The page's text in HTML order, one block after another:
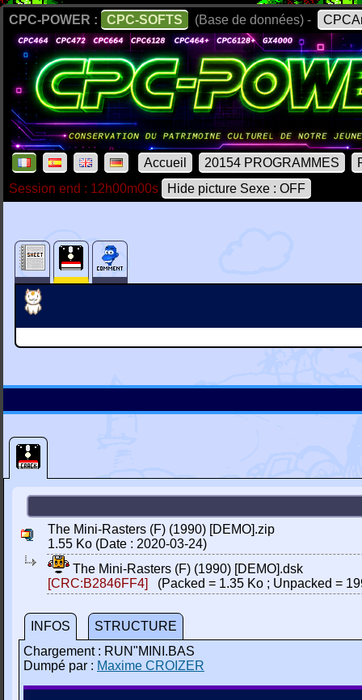
CPC-POWER : CPC-SOFTS (Base de données) -
Accueil 20154 PROGRAMMES
Session end : 12h00m00s
Hide picture Sexe : OFF
The Mini-Rasters (F) (1990) [DEMO].zip
1.55 Ko (Date : 2020-03-24)
The Mini-Rasters (F) (1990) [DEMO].dsk
[CRC:B2846FF4]
(Packed = 1.35 Ko ; Unpacked =
INFOS
STRUCTURE
Chargement : RUN"MINI.BAS
Dumpé par : Maxime CROIZER